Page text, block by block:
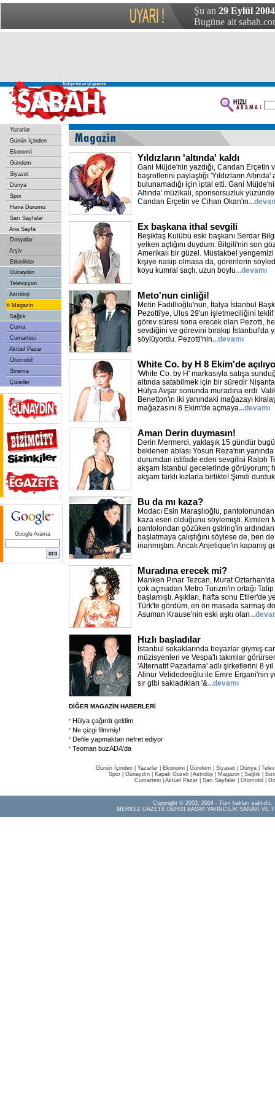
Şu an 29 Eylül
Bugüne ait
Yazarlar
Günün İçinden
Ekonomi
Gündem
Siyaset
Dünya
Spor
Hava Durumu
Sarı Sayfalar
Ana Sayfa
Dosyalar
Arşiv
Etkinlikler
Günaydın
Televizyon
Astroloji
» Magazin
Sağlık
Cuma
Cumartesi
Aktüel Pazar
Otomobil
Sinema
Çizerler
Google Arama
Yıldızların 'altında' kaldı
Gani Müjde'nin yazdığı, Candan Erçetin
başrollerini paylaştığı 'Yıldızların
bulunamadığı için iptal etti. Gani
Altında' müzikali, sponsorsuzluk
Candan Erçetin ve Cihan Okan'ın
Ex başkana ithal sevgili
Beşiktaş Kulübü eski başkanı Serdar
yelken açtığını duydum. Bilgili'nin son
Amerikalı bir güzel. Müstakbel
kişiye nasip olmasa da, görenlerin
koyu kumral saçlı, uzun boylu...devamı
Meto'nun cinliği!
Metin Fadıllıoğlu'nun, İtalya İstanbul
Pezotti'ye, Ulus 29'un işletmeciliğini
görev süresi sona erecek olan Pezotti,
sevdiğini ve görevini bırakıp İstanbul'da
söylüyordu. Pezotti'nin...devamı
White Co. by H 8 Ekim'de
'White Co. by H' markasıyla satışa
altında satabilmek için bir süredir
Hülya Avşar sonunda muradına erdi.
Benetton'ın iki yanındaki mağazayı
mağazasını 8 Ekim'de açmaya...devamı
Aman Derin duymasın!
Derin Mermerci, yaklaşık 15 gündür
beklenen ablası Yosun Reza'nın
durumdan istifade eden sevgilisi Ralph
akşam İstanbul gecelerinde görüyorum;
akşam farklı kızlarla birlikte! Şimdi durduk
Bu da mı kaza?
Modacı Esin Maraşlıoğlu,
kaza eseri olduğunu söylemişti. Kimileri
pantolondan gözüken gstring'in ardından
başlatmaya çalıştığını söylese de, ben
inanmıştım. Ancak Anjelique'in kapanış
Muradına erecek mi?
Manken Pınar Tezcan, Murat
çok açmadan Metro Turizm'in ortağı
başlamıştı. Aşıkları, hafta sonu Etiler'de
Türk'te gördüm, en ön masada sarmaş
Asuman Krause'nin eski aşkı olan
Hızlı başladılar
İstanbul sokaklarında beyazlar giymiş
müzisyenleri ve Vespa'lı takımlar
'Alternatif Pazarlama' adlı şirketlerini 8
Alinur Velidedeoğlu ile Emre Ergani'nin
sır gibi sakladıkları '&...devamı
DİĞER MAGAZİN HABERLERİ
Hülya çağırdı geldim
Ne çizgi filmmiş!
Defile yapmaktan nefret ediyor
Teoman buzADA'da
Günün İçinden Yazarlar Ekonomi Gündem Siyaset Dünya |
Spor
Günaydın Kapak Güzeli Astroloji Magazin Sağlık
Cumartesi| Aktüel Pazar| Sarı Sayfalar| Otomobil
Copyright © 2003, 2004 - Tüm hakları saklıdır.
MERKEZ GAZETE DERGİ BASIM YAYINCILIK SANAYİ VE